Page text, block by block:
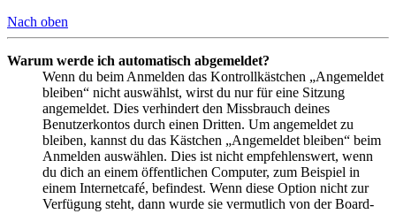
Nach oben
Warum werde ich automatisch abgemeldet?
Wenn du beim Anmelden das Kontrollkästchen „Angemeldet
bleiben“ nicht auswählst, wirst du nur für eine Sitzung
angemeldet. Dies verhindert den Missbrauch deines
Benutzerkontos durch einen Dritten. Um angemeldet zu
bleiben, kannst du das Kästchen „Angemeldet bleiben“ beim
Anmelden auswählen. Dies ist nicht empfehlenswert, wenn
du dich an einem öffentlichen Computer, zum Beispiel in
einem Internetcafé, befindest. Wenn diese Option nicht zur
Verfügung steht, dann wurde sie vermutlich von der Board-